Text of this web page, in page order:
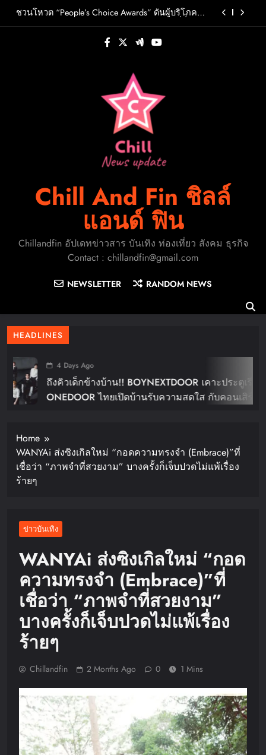
วต์ PRIMA เตรียมปล่อย 4 ก.ย. นี้
ชวนโหวต “People’s Choice Awards” ดันผู้บริโภค
FLO เกิร์ลกรุ๊ป R&B สุดแซ่บแห่งยุค ส่งอัลบั้มชุดที่ 2
THERAPY AT THE CLUB พร้อมปล่อยเอ็มวี “Cry Ugly”
ครอบครัว สร้างความทรงจำดีๆไปกับออนิกซ์ฮอสพิ
รู้จัก ADÉLA ป๊อปสตาร์สาวดาวรุ่งจากสโลวาเกีย กับ
เพลงสุดไวรัล “Ain’t In LA”พร้อมประกาศอัลบั้มเดบิ
วต์ PRIMA เตรียมปล่อย 4 ก.ย. นี้
ชวนโหวต “People’s Choice Awards” ดันผู้บริโภค
ร่วมตัดสินสุดยอดบริษัทอสังหาฯและเอเจนต์ที่ชื่น
FLO เกิร์ลกรุ๊ป R&B สุดแซ่บแห่งยุค ส่งอัลบั้มชุดที่ 2
THERAPY AT THE CLUB พร้อมปล่อยเอ็มวี “Cry Ugly”
โดนใจแฟนคลับ ก่อนบินมาเจอแฟนไทย 29 สิงหาคม
ปักหมุดวันหยุดนี้! ออกไปสร้างช่วงเวลาพิเศษกับ
ครอบครัว สร้างความทรงจำดีๆไปกับออนิกซ์ฮอสพิ
Chill And Fin ชิลล์
แอนด์ ฟิน
Chillandfin อัปเดทข่าวสาร บันเทิง ท่องเที่ยว สังคม ธุรกิจ
Contact : chillandfin@gmail.com
NEWSLETTER RANDOM NEWS
HEADLINES
4 Days Ago
ถึงคิวเด็กข้างบ้าน!! BOYNEXTDOOR เคาะประตูเรียก
ONEDOOR ไทยเปิดบ้านรับความสดใส กับคอนเสิร์ต
Home
WANYAi ส่งซิงเกิลใหม่ “กอดความทรงจำ (Embrace)”ที่
เชื่อว่า “ภาพจำที่สวยงาม” บางครั้งก็เจ็บปวดไม่แพ้เรื่อง
ร้ายๆ
ข่าวบันเทิง
WANYAi ส่งซิงเกิลใหม่ “กอด
ความทรงจำ (Embrace)”ที่
เชื่อว่า “ภาพจำที่สวยงาม”
บางครั้งก็เจ็บปวดไม่แพ้เรื่อง
ร้ายๆ
Chillandfin 2 Months Ago 0 1 Mins